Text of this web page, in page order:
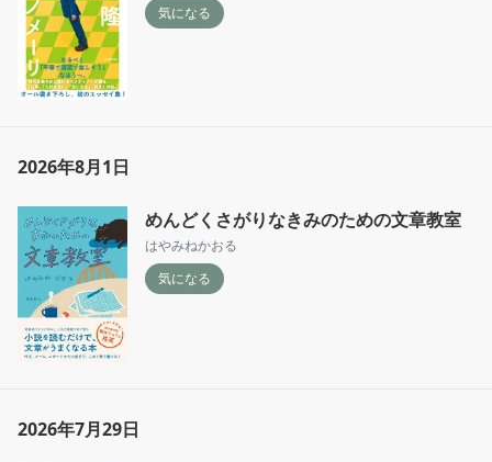
気になる
2026年8月1日
めんどくさがりなきみのための文章教室
はやみねかおる
気になる
2026年7月29日